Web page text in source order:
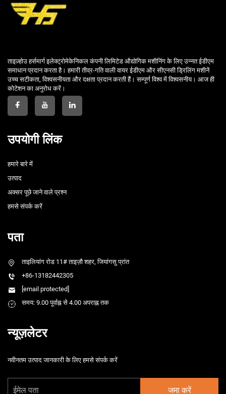
ताइज़्होउ हर्समार्ग इलेक्ट्रोमेकेनिकल कंपनी लिमिटेड औद्योगिक मशीनिंग के लिए उन्नत ईडीएम
समाधान प्रदान करता है। हमारी तीव्र-गति वाली वायर ईडीएम और सीएनसी ड्रिलिंग मशीनें
उच्च सटीकता, विश्वसनीयता और दक्षता प्रदान करती हैं। सम्पूर्ण विश्व में विश्वसनीय। आज ही
कोटेशन का अनुरोध करें।
उपयोगी लिंक
हमारे बारे में
उत्पाद
अक्सर पूछे जाने वाले प्रश्न
हमसे संपर्क करें
पता
ताइलियांग रोड 11# ताइज़ौ शहर, जियांगसु प्रांत
+86-13182442305
[email protected]
समय: 9.00 पूर्वाह्न से 4.00 अपराह्न तक
न्यूज़लेटर
नवीनतम उत्पाद जानकारी के लिए हमसे संपर्क करें
जमा करें